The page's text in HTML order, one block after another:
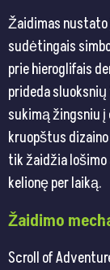
Žaidimas
sudėtingais
prie hieroglifais
prideda
sukimą žingsniu į
kruopštus
tik žaidžia
kelionę per laiką.
Žaidimo
Scroll of